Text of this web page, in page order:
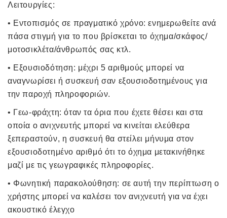
Λειτουργίες:
• Εντοπισμός σε πραγματικό χρόνο: ενημερωθείτε ανά
πάσα στιγμή για το που βρίσκεται το όχημα/σκάφος/
μοτοσικλέτα/άνθρωπός σας κτλ.
• Εξουσιοδότηση: μέχρι 5 αριθμούς μπορεί να
αναγνωρίσει ή συσκευή σαν εξουσιοδοτημένους για
την παροχή πληροφοριών.
• Γεω-φράχτη: όταν τα όρια που έχετε θέσει και στα
οποία ο ανιχνευτής μπορεί να κινείται ελεύθερα
ξεπεραστούν, η συσκευή θα στείλει μήνυμα στον
εξουσιοδοτημένο αριθμό ότι το όχημα μετακινήθηκε
μαζί με τις γεωγραφικές πληροφορίες.
• Φωνητική παρακολούθηση: σε αυτή την περίπτωση ο
χρήστης μπορεί να καλέσει τον ανιχνευτή για να έχει
ακουστικό έλεγχο